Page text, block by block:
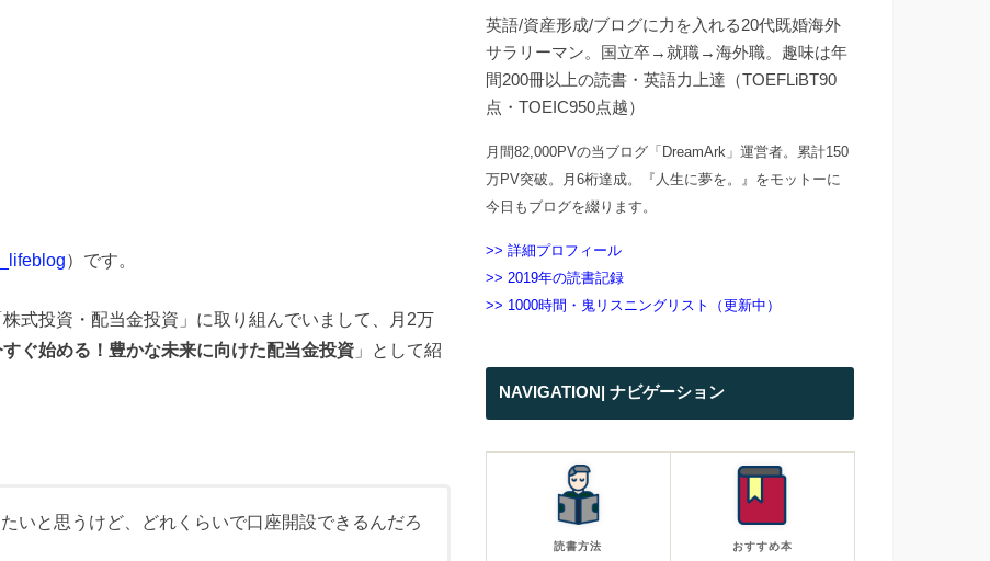
）です。
式投資・配当金投資」に取り組んでいまして、月2万
すぐ始める！豊かな未来に向けた配当金投資 」として紹
いと思うけど、どれくらいで口座開設できるんだろ
英語/資産形成/ブログに力を入れる20代既婚海外
サラリーマン。国立卒→就職→海外職。趣味は年
間200冊以上の読書・英語力上達（TOEFLiBT90
点・TOEIC950点越）
月間82,000PVの当ブログ「DreamArk」運営者。累計150
万PV突破。月6桁達成。『人生に夢を。』をモットーに
今日もブログを綴ります。
>> 詳細プロフィール
>> 2019年の読書記録
>> 1000時間・鬼リスニングリスト（更新中）
NAVIGATION| ナビゲーション
読書方法 おすすめ本